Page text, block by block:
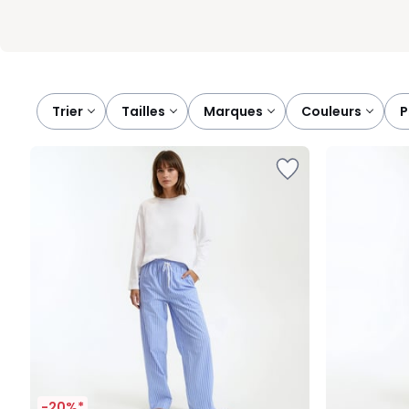
Trier
tailles marques couleurs